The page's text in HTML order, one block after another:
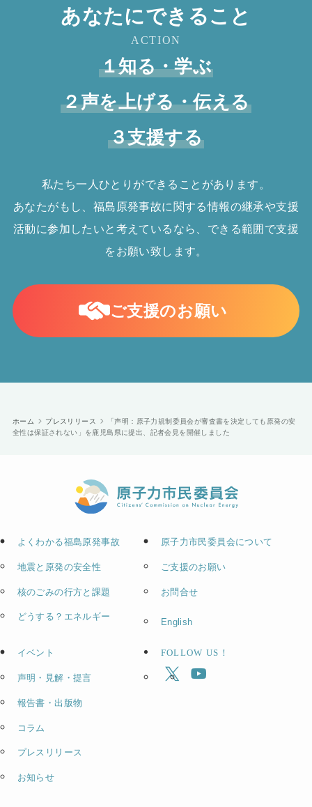
あなたにできること
ACTION
１知る・学ぶ
２声を上げる・伝える
３支援する
私たち一人ひとりができることがあります。
あなたがもし、福島原発事故に関する情報の継承や支援
活動に参加したいと考えているなら、できる範囲で支援
をお願い致します。
ご支援のお願い
ホーム プレスリリース
「声明：原子力規制委員会が審査書を決定しても原発の安
全性は保証されない」を鹿児島県に提出、記者会見を開催しました
よくわかる福島原発事故
地震と原発の安全性
核のごみの行方と課題
どうする？エネルギー
イベント
声明・見解・提言
報告書・出版物
コラム
プレスリリース
お知らせ
原子力市民委員会について
ご支援のお願い
お問合せ
English
FOLLOW US！